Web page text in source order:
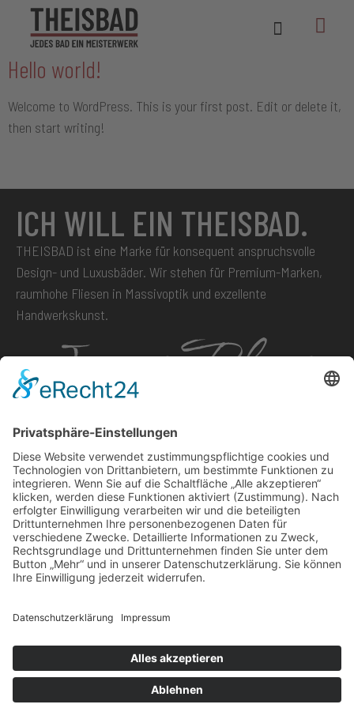
Kategorie: Uncategorized
Hello world!
Welcome to WordPress. This is your first post. Edit or delete it,
then start writing!
ICH WILL EIN THEISBAD.
THEISBAD ist eine Marke für konsequent anspruchsvolle
Design- und Luxusbäder. Wir stehen für Premium-Marken,
raumhohe Fliesen in Massivoptik und exzellente
Handwerkskunst.
Theis Fliesenfachbetrieb GmbH
Taunusstein, Bad- und Fliesenausstellung
Aarstraße 220
65232 Taunusstein
Telefon: 06128 609 877 4
kontakt@theisbad.de
Besuchen Sie auch
fliesen-theis.de
Impressum Datenschutz